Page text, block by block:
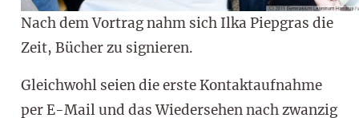
Nach dem Vortrag nahm sich Ilka Piepgras die
Zeit, Bücher zu signieren.
Gleichwohl seien die erste Kontaktaufnahme
per E-Mail und das Wiedersehen nach zwanzig